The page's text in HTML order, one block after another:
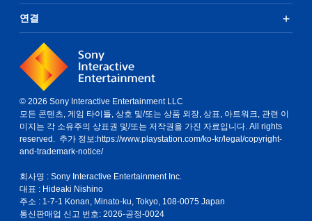
연결
© 2026 Sony Interactive Entertainment LLC
모든 콘텐츠, 게임 타이틀, 상호 및/또는 상품 외장, 상표, 아트워크, 관련 이
미지는 각 소유주의 상표권 및/또는 저작권을 가진 자료입니다. All rights
reserved. 추가 정보:https://www.playstation.com/ko-kr/legal/copyright-
and-trademark-notice/
회사명 : Sony Interactive Entertainment Inc.
대표 : Hideaki Nishino
주소 : 1-7-1 Konan, Minato-ku, Tokyo, 108-0075 Japan
통신판매업 신고 번호: 2026-공정-0024